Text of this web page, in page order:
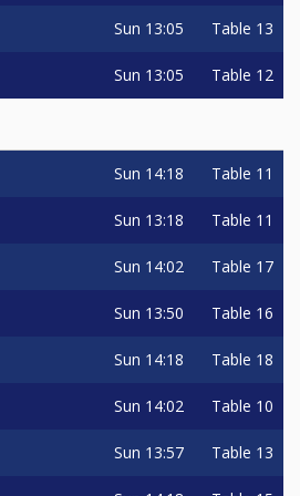
€ 1,- administratiekosten
leden of langer dan 10 jaar
lidmaatschap regelen? Check
2)
voor deelname.
Sun 13:05 Table 13
Sun 13:05 Table 12
Sun 14:18 Table 11
Sun 13:18 Table 11
Sun 14:02 Table 17
Sun 13:50 Table 16
Sun 14:18 Table 18
Sun 14:02 Table 10
Sun 13:57 Table 13